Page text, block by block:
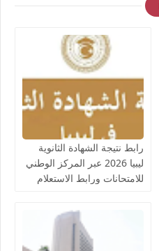
رابط نتيجة الشهادة الثانوية
ليبيا 2026 عبر المركز الوطني
للامتحانات ورابط الاستعلام